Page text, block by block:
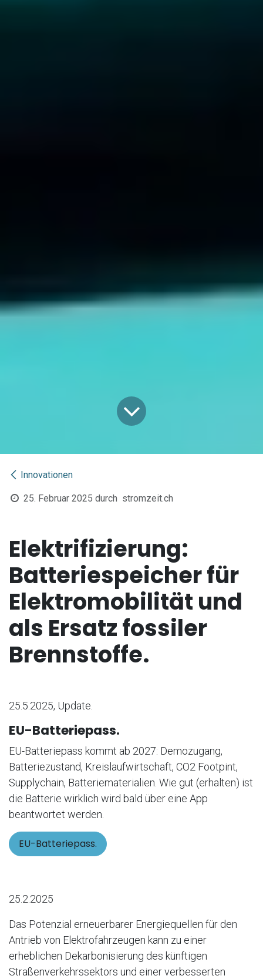
Innovationen
25. Februar 2025 durch stromzeit.ch
Elektrifizierung:
Batteriespeicher für
Elektromobilität und
als Ersatz fossiler
Brennstoffe.
25.5.2025, Update.
EU-Batteriepass.
EU-Batteriepass kommt ab 2027: Demozugang,
Batteriezustand, Kreislaufwirtschaft, CO2 Footpint,
Supplychain, Batteriematerialien. Wie gut (erhalten) ist
die Batterie wirklich wird bald über eine App
beantwortet werden.
EU-Batteriepass.
25.2.2025
Das Potenzial erneuerbarer Energiequellen für den
Antrieb von Elektrofahrzeugen kann zu einer
erheblichen Dekarbonisierung des künftigen
Straßenverkehrssektors und einer verbesserten